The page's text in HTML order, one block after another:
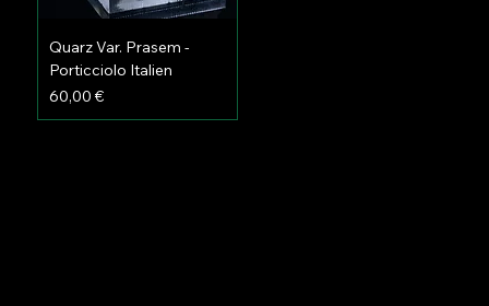
Quarz Var. Prasem -
Porticciolo Italien
Preis
60,00 €